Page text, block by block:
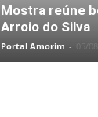
Mostra reúne
Arroio do Silva
Portal Amorim - 05/